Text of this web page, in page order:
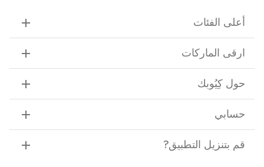
أعلى الفئات
ارقى الماركات
حول كِيُوبك
حسابي
قم بتنزيل التطبيق?